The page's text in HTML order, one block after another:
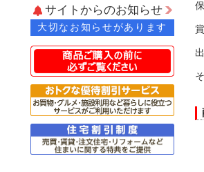
サイトからのお知らせ
大切なお知らせがあります